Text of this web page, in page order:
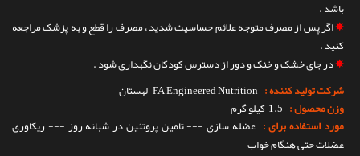
باشد .
✵اگر پس از مصرف متوجه علائم حساسیت شدید ، مصرف را قطع و به پزشک مراجعه
کنید .
✵در جای خشک و خنک و دور از دسترس کودکان نگهداری شود .
شرکت تولید کننده : FA Engineered Nutrition لهستان
وزن محصول : 1.5 کیلو گرم
مورد استفاده برای : عضله سازی --- تامین پروتئین در شبانه روز --- ریکاوری
عضلات حتی هنگام خواب